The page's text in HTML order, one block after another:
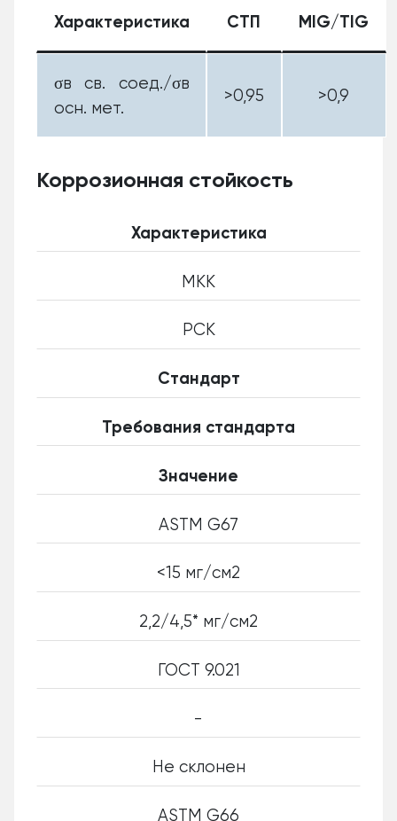
Характеристика СТП MIG/TIG
σв св. соед./σв
осн. мет.
>0,95 >0,9
Коррозионная стойкость
Характеристика
Стандарт
Требования стандарта
Значение
МКК
ASTM G67
<15 мг/см2
2,2/4,5* мг/см2
ГОСТ 9.021
-
Не склонен
РСК
ASTM G66